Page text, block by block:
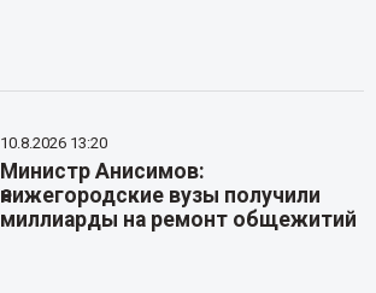
10.8.2026 13:20
Министр Анисимов:
нижегородские вузы получили
миллиарды на ремонт общежитий